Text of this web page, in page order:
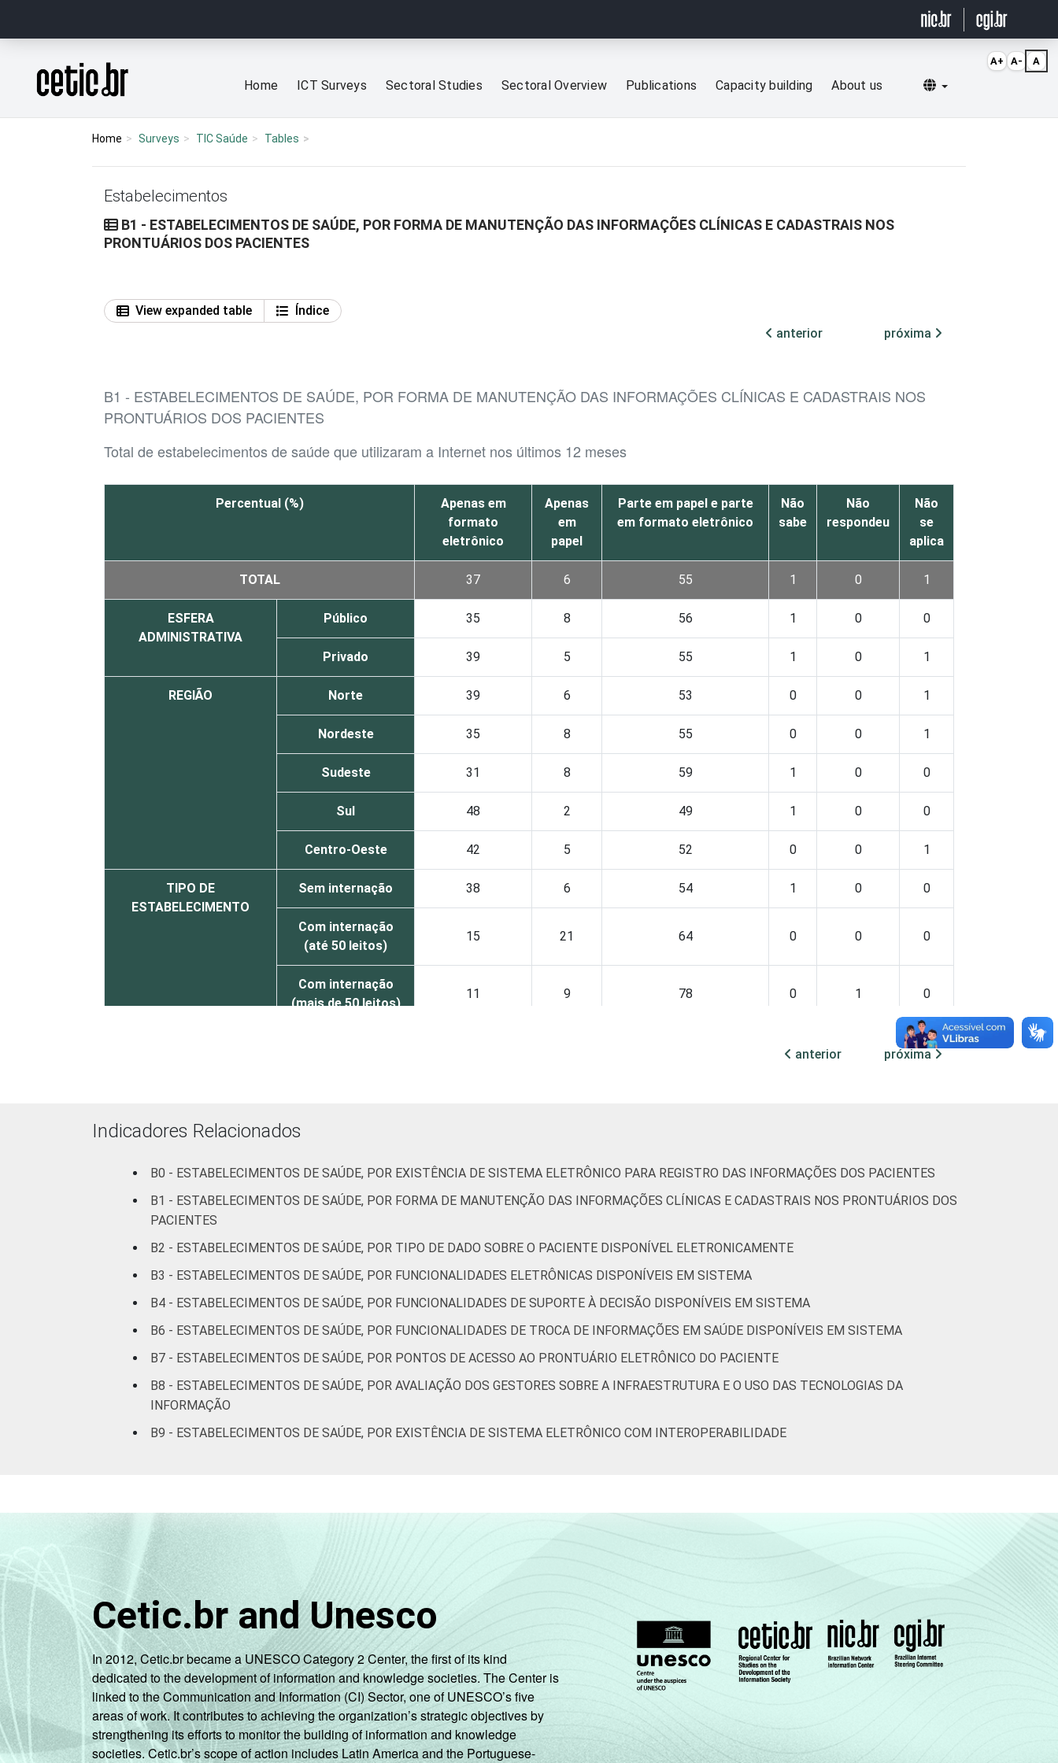
Página inicial
Home ICT Surveys Sectoral Studies Sectoral Overview Publications Capacity building About us Selecionar idioma
Home Surveys TIC Saúde Tables
Estabelecimentos
B1 - ESTABELECIMENTOS DE SAÚDE, POR FORMA DE MANUTENÇÃO DAS INFORMAÇÕES CLÍNICAS E CADASTRAIS NOS
PRONTUÁRIOS DOS PACIENTES
View expanded table
Índice
anterior
próxima
B1 - ESTABELECIMENTOS DE SAÚDE, POR FORMA DE MANUTENÇÃO DAS INFORMAÇÕES CLÍNICAS E CADASTRAIS NOS
PRONTUÁRIOS DOS PACIENTES
Total de estabelecimentos de saúde que utilizaram a Internet nos últimos 12 meses
Percentual (%)
Apenas em
formato
eletrônico
Apenas
em
papel
Parte em papel e parte
em formato eletrônico
Não
sabe
Não
respondeu
Não
se
aplica
TOTAL 37 6 55 1 0 1
ESFERA
ADMINISTRATIVA
Público 35 8 56 1 0 0
Privado 39 5 55 1 0 1
REGIÃO Norte 39 6 53 0 0 1
Nordeste 35 8 55 0 0 1
Sudeste 31 8 59 1 0 0
Sul 48 2 49 1 0 0
Centro-Oeste 42 5 52 0 0 1
TIPO DE
ESTABELECIMENTO
Sem internação 38 6 54 1 0 0
Com internação
(até 50 leitos)
15 21 64 0 0 0
Com internação
(mais de 50 leitos)
11 9 78 0 1 0
1 1
SAÚDE
LOCALIZAÇÃO Capital 45 5 50 0 0 0
Fonte: Núcleo de Informação e Coordenação do Ponto BR. (2024). Pesquisa sobre o uso das tecnologias de informação e comunicação nos
estabelecimentos de saúde brasileiros: TIC Saúde 2024 [Tabelas].
anterior próxima
Indicadores Relacionados
B0 - ESTABELECIMENTOS DE SAÚDE, POR EXISTÊNCIA DE SISTEMA ELETRÔNICO PARA REGISTRO DAS INFORMAÇÕES DOS PACIENTES
B1 - ESTABELECIMENTOS DE SAÚDE, POR FORMA DE MANUTENÇÃO DAS INFORMAÇÕES CLÍNICAS E CADASTRAIS NOS PRONTUÁRIOS DOS
PACIENTES
B2 - ESTABELECIMENTOS DE SAÚDE, POR TIPO DE DADO SOBRE O PACIENTE DISPONÍVEL ELETRONICAMENTE
B3 - ESTABELECIMENTOS DE SAÚDE, POR FUNCIONALIDADES ELETRÔNICAS DISPONÍVEIS EM SISTEMA
B4 - ESTABELECIMENTOS DE SAÚDE, POR FUNCIONALIDADES DE SUPORTE À DECISÃO DISPONÍVEIS EM SISTEMA
B6 - ESTABELECIMENTOS DE SAÚDE, POR FUNCIONALIDADES DE TROCA DE INFORMAÇÕES EM SAÚDE DISPONÍVEIS EM SISTEMA
B7 - ESTABELECIMENTOS DE SAÚDE, POR PONTOS DE ACESSO AO PRONTUÁRIO ELETRÔNICO DO PACIENTE
B8 - ESTABELECIMENTOS DE SAÚDE, POR AVALIAÇÃO DOS GESTORES SOBRE A INFRAESTRUTURA E O USO DAS TECNOLOGIAS DA
INFORMAÇÃO
B9 - ESTABELECIMENTOS DE SAÚDE, POR EXISTÊNCIA DE SISTEMA ELETRÔNICO COM INTEROPERABILIDADE
Cetic.br and Unesco
In 2012, Cetic.br became a UNESCO Category 2 Center, the first of its kind
dedicated to the development of information and knowledge societies. The Center is
linked to the Communication and Information (CI) Sector, one of UNESCO’s five
areas of work. It contributes to achieving the organization’s strategic objectives by
strengthening its efforts to monitor the building of information and knowledge
societies. Cetic.br’s scope of action includes Latin America and the Portuguese-
A+ A- A